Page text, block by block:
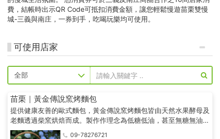
費，結帳時出示QR Code可抵扣消費金額，讓您輕鬆慢遊苗栗雙慢
城-三義與南庄，一券到手，吃喝玩樂均可使用。
可使用店家
苗栗｜黃金傳說窯烤麵包
提供健康友善的歐式麵包，黃金傳說窯烤麵包皆由天然水果酵母及
老麵透過柴窯烘焙而成。製作作理念為低糖低油，甚至無糖無油
(不含蛋,蛋奶素可食)。
09-78276721